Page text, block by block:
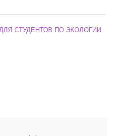
СТУДЕНТОВ ПО ЭКОЛОГИИ